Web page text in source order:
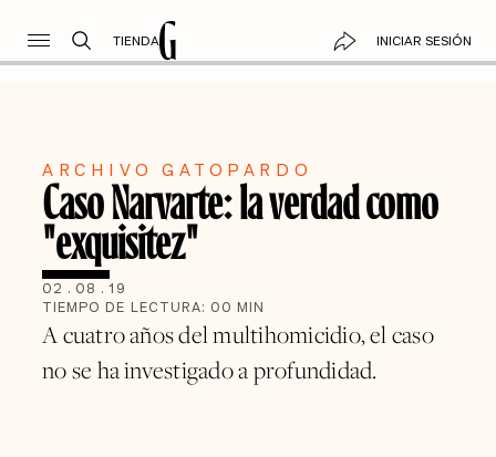
TIENDA INICIAR SESIÓN
ARCHIVO GATOPARDO
Caso Narvarte: la verdad como
"exquisitez"
02 . 08 . 19
TIEMPO DE LECTURA: 00 MIN
A cuatro años del multihomicidio, el caso
no se ha investigado a profundidad.